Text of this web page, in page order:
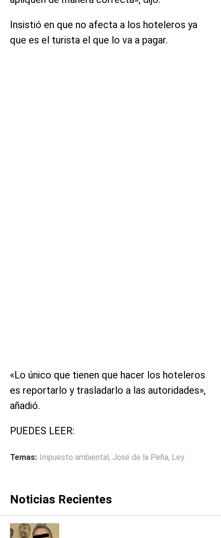
Insistió en que no afecta a los hoteleros ya
que es el turista el que lo va a pagar.
«Lo único que tienen que hacer los hoteleros
es reportarlo y trasladarlo a las autoridades»,
añadió.
PUEDES LEER:
Temas: Impuesto ambiental , José de la Peña, Ley
Noticias Recientes